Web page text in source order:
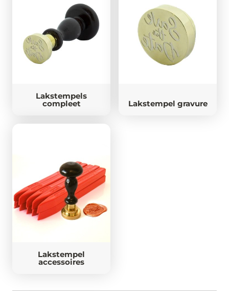
Lakstempels
compleet Lakstempel gravure
Lakstempel
accessoires